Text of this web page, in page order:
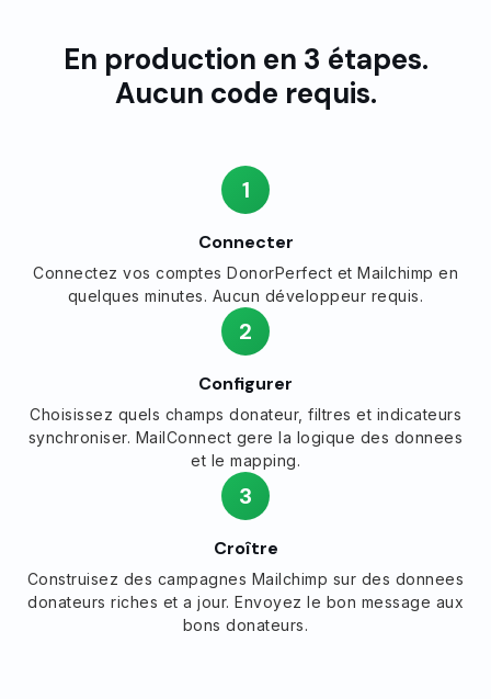
En production en 3 étapes.
Aucun code requis.
1
Connecter
Connectez vos comptes DonorPerfect et Mailchimp en
quelques minutes. Aucun développeur requis.
2
Configurer
Choisissez quels champs donateur, filtres et indicateurs
synchroniser. MailConnect gere la logique des donnees
et le mapping.
3
Croître
Construisez des campagnes Mailchimp sur des donnees
donateurs riches et a jour. Envoyez le bon message aux
bons donateurs.